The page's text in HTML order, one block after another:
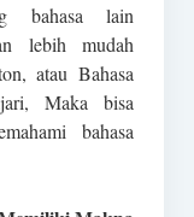
bahasa lain
lebih mudah
atau Bahasa
Maka bisa
bahasa